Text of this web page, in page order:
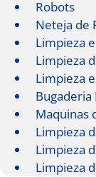
Robots
Neteja de
Limpieza
Limpieza
Limpieza
Bugaderia
Maquinas
Limpieza
Limpieza
Limpieza